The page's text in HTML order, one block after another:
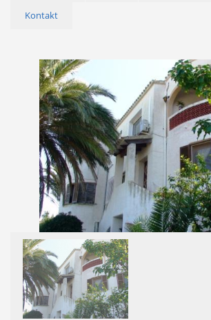
Kontakt